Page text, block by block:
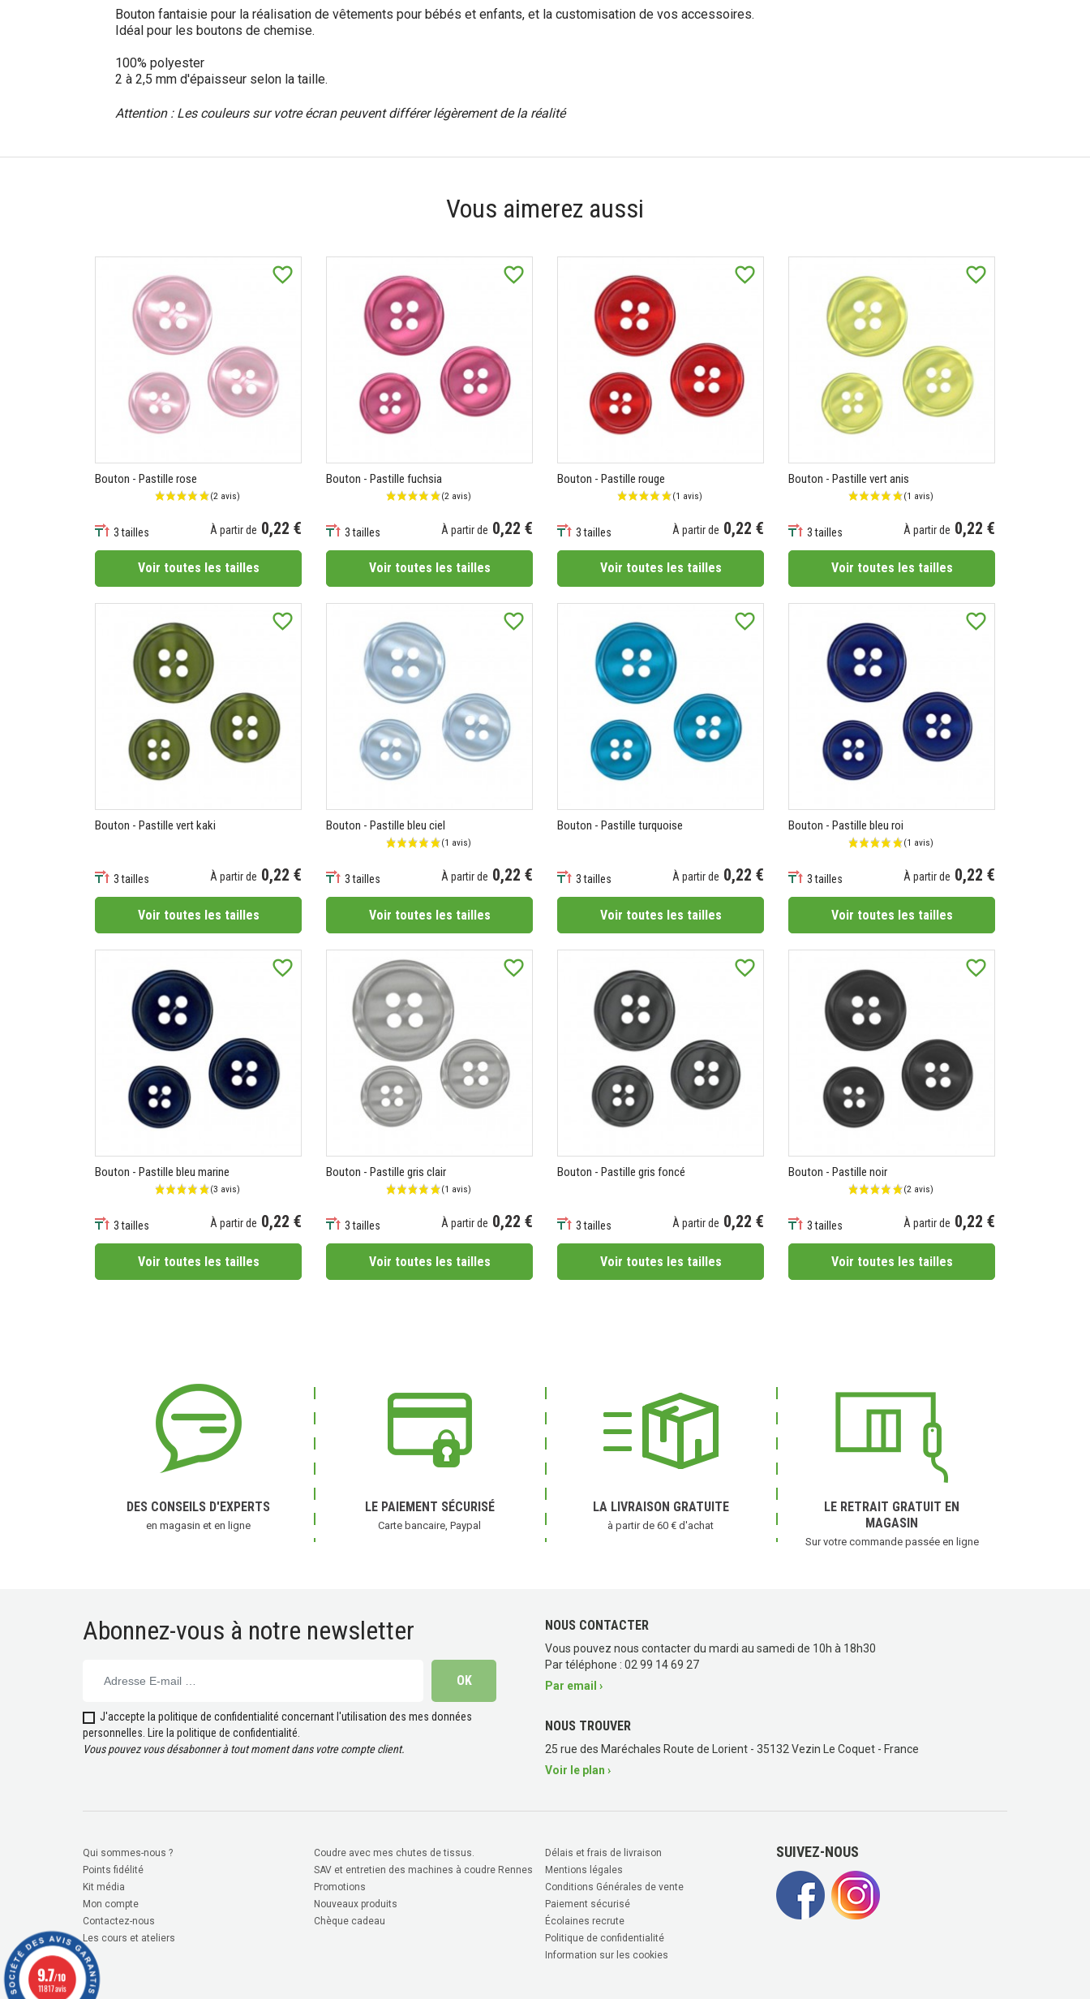
Bouton fantaisie pour la réalisation de vêtements pour bébés et enfants, et la customisation de vos accessoires.
Idéal pour les boutons de chemise.
100% polyester
2 à 2,5 mm d'épaisseur selon la taille.
Attention : Les couleurs sur votre écran peuvent différer légèrement de la réalité
Vous aimerez aussi
favorite_border
Bouton - Pastille rose
(2 avis)
3 tailles À partir de 0,22 €
Voir toutes les tailles
favorite_border
Bouton - Pastille fuchsia
3 tailles À partir de 0,22 €
Voir toutes les tailles
favorite_border
Bouton - Pastille rouge
3 tailles À partir de 0,22 €
Voir toutes les tailles
favorite_border
Bouton - Pastille vert anis
3 tailles À partir de 0,22 €
Voir toutes les tailles
favorite_border
Bouton - Pastille vert kaki
3 tailles À partir de 0,22 €
Voir toutes les tailles
favorite_border
Bouton - Pastille bleu ciel
3 tailles À partir de 0,22 €
Voir toutes les tailles
favorite_border
Bouton - Pastille turquoise
3 tailles À partir de 0,22 €
Voir toutes les tailles
favorite_border
Bouton - Pastille bleu roi
3 tailles À partir de 0,22 €
Voir toutes les tailles
favorite_border
Bouton - Pastille bleu marine
3 tailles À partir de 0,22 €
Voir toutes les tailles
favorite_border
Bouton - Pastille gris clair
3 tailles À partir de 0,22 €
Voir toutes les tailles
favorite_border
Bouton - Pastille gris foncé
3 tailles À partir de 0,22 €
Voir toutes les tailles
favorite_border
Bouton - Pastille noir
3 tailles À partir de 0,22 €
Voir toutes les tailles
DES CONSEILS D'EXPERTS
en magasin et en ligne
LE PAIEMENT SÉCURISÉ
Carte bancaire, Paypal
LA LIVRAISON GRATUITE
à partir de 60 € d'achat
LE RETRAIT GRATUIT EN
MAGASIN
Sur votre commande passée en ligne
Abonnez-vous à notre newsletter
J'accepte la politique de confidentialité concernant l'utilisation des mes données
personnelles. Lire la politique de confidentialité.
Vous pouvez vous désabonner à tout moment dans votre compte client.
NOUS CONTACTER
Vous pouvez nous contacter du mardi au samedi de 10h à 18h30
Par téléphone : 02 99 14 69 27
Par email ›
NOUS TROUVER
25 rue des Maréchales Route de Lorient - 35132 Vezin Le Coquet - France
Voir le plan ›
Qui sommes-nous ?
Points fidélité
Kit média
Mon compte
Contactez-nous
Les cours et ateliers
Coudre avec mes chutes de tissus.
SAV et entretien des machines à coudre Rennes
Promotions
Nouveaux produits
Chèque cadeau
Délais et frais de livraison
Mentions légales
Conditions Générales de vente
Paiement sécurisé
Écolaines recrute
Politique de confidentialité
Information sur les cookies
SUIVEZ-NOUS
9.7/10
11817 avis